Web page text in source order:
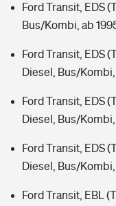
Ford Transit, EDS
Bus/Kombi, ab
Ford Transit, EDS
Diesel, Bus/Kombi,
Ford Transit, EDS
Diesel, Bus/Kombi,
Ford Transit, EDS
Diesel, Bus/Kombi,
Ford Transit, EBL